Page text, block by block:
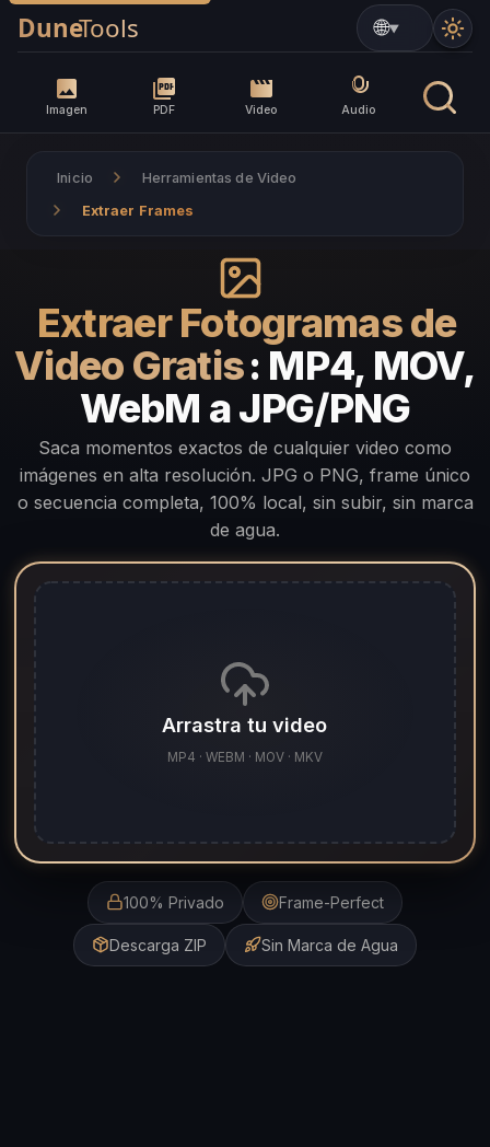
Imagen PDF Video Audio
▼
Inicio Herramientas de Video
Extraer Frames
Extraer Fotogramas de
Video Gratis: MP4, MOV,
WebM a JPG/PNG
Saca momentos exactos de cualquier video como
imágenes en alta resolución. JPG o PNG, frame único
o secuencia completa, 100% local, sin subir, sin marca
de agua.
Arrastra tu video
MP4 · WEBM · MOV · MKV
100% Privado Frame-Perfect
Descarga ZIP Sin Marca de Agua